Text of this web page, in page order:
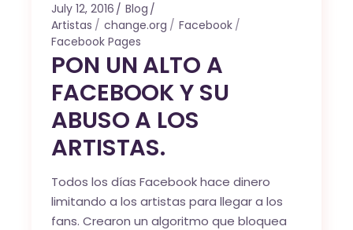
July 12, 2016
Blog
Artistas
change.org
Facebook
Facebook Pages
PON UN ALTO A
FACEBOOK Y SU
ABUSO A LOS
ARTISTAS.
Todos los días Facebook hace dinero
limitando a los artistas para llegar a los
fans. Crearon un algoritmo que bloquea